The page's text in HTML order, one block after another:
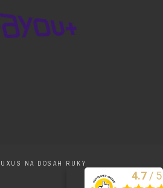
NA DOSAH RUKY
Excelentne
4.7 / 5